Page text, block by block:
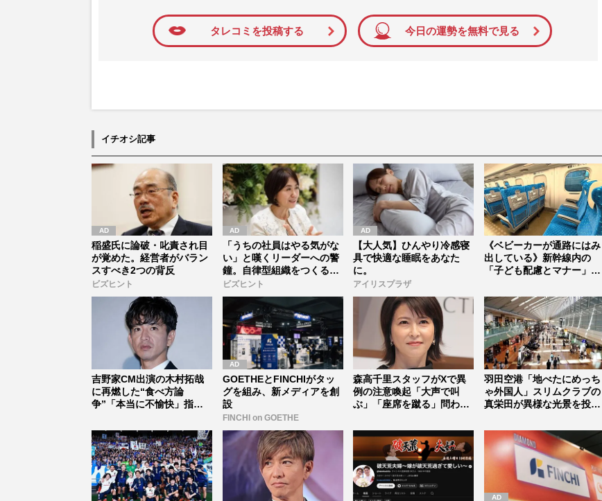
タレコミを投稿する 今日の運勢を無料で見る
イチオシ記事
稲盛氏に論破・叱責され目
が覚めた。経営者がバラン
スすべき2つの背反
ビズヒント
「うちの社員はやる気がな
い」と嘆くリーダーへの警
鐘。自律型組織をつくる前
に外せな...
ビズヒント
【大人気】ひんやり冷感寝
具で快適な睡眠をあなた
に。
アイリスプラザ
《ベビーカーが通路にはみ
出している》新幹線内の
「子ども配慮とマナー」を
吉野家CM出演の木村拓哉
に再燃した“食べ方論
争”「本当に不愉快」指摘
GOETHEとFINCHIがタッ
グを組み、新メディアを創
設
FINCHI on GOETHE
森高千里スタッフがXで異
例の注意喚起「大声で叫
ぶ」「座席を蹴る」問われ
羽田空港「地べたにめっち
ゃ外国人」スリムクラブの
真栄田が異様な光景を投